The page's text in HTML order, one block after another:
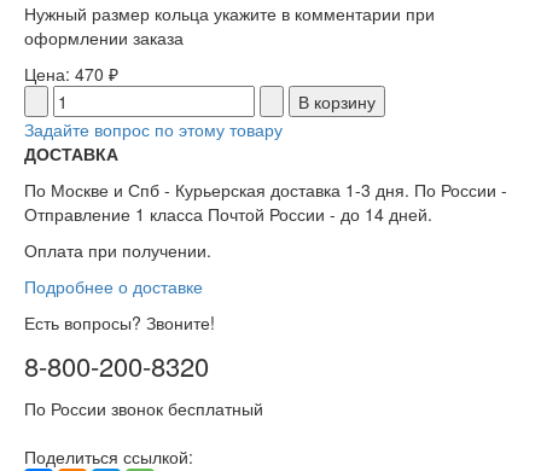
Нужный размер кольца укажите в комментарии при
оформлении заказа
Цена: 470 ₽
Задайте вопрос по этому товару
ДОСТАВКА
По Москве и Спб - Курьерская доставка 1-3 дня. По России -
Отправление 1 класса Почтой России - до 14 дней.
Оплата при получении.
Подробнее о доставке
Есть вопросы? Звоните!
8-800-200-8320
По России звонок бесплатный
Поделиться ссылкой: